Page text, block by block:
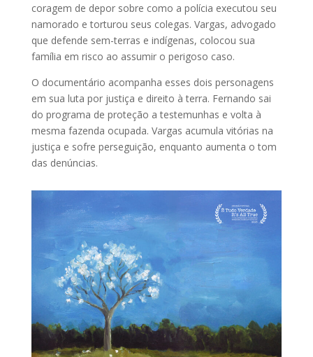
coragem de depor sobre como a polícia executou seu
namorado e torturou seus colegas. Vargas, advogado
que defende sem-terras e indígenas, colocou sua
família em risco ao assumir o perigoso caso.
O documentário acompanha esses dois personagens
em sua luta por justiça e direito à terra. Fernando sai
do programa de proteção a testemunhas e volta à
mesma fazenda ocupada. Vargas acumula vitórias na
justiça e sofre perseguição, enquanto aumenta o tom
das denúncias.